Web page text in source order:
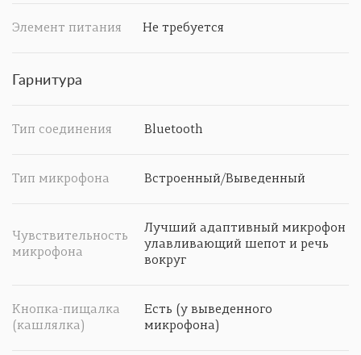
Элемент питания Не требуется
Гарнитура
Тип соединения Bluetooth
Тип микрофона Встроенный/Выведенный
Чувствительность
микрофона
Лучший адаптивный микрофон
улавливающий шепот и речь
вокруг
Кнопка-пищалка
(кашлялка)
Есть (у выведенного
микрофона)